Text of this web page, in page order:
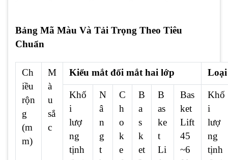
Bảng Mã Màu Và Tải Trọng Theo Tiêu
Chuẩn
Ch
iều
rộn
g
(m
m)
M
à
u
sắ
c
Kiểu mắt đối mắt hai lớp
Khố
i
lượ
ng
tịnh
N
â
n
g
t
C
h
o
k
e
B
a
s
k
et
B
as
ke
t
Li
Bas
ket
Lift
45
~6
Khố
i
lượ
ng
tịnh